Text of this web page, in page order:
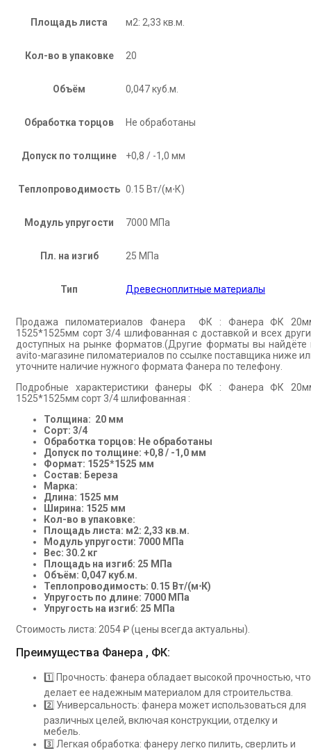
Площадь листа м2: 2,33 кв.м.
Кол-во в упаковке 20
Объём 0,047 куб.м.
Обработка торцов Не обработаны
Допуск по толщине +0,8 / -1,0 мм
Теплопроводимость 0.15 Вт/(м⋅К)
Модуль упругости 7000 МПа
Пл. на изгиб 25 МПа
Тип Древесноплитные материалы
Продажа пиломатериалов Фанера ФК : Фанера ФК
1525*1525мм сорт 3/4 шлифованная с доставкой и всех
доступных на рынке форматов.(Другие форматы вы найдёте
avito-магазине пиломатериалов по ссылке поставщика ниже
уточните наличие нужного формата Фанера по телефону.
Подробные характеристики фанеры ФК : Фанера ФК
1525*1525мм сорт 3/4 шлифованная :
Толщина: 20 мм
Сорт: 3/4
Обработка торцов: Не обработаны
Допуск по толщине: +0,8 / -1,0 мм
Формат: 1525*1525 мм
Состав: Береза
Марка:
Длина: 1525 мм
Ширина: 1525 мм
Кол-во в упаковке:
Площадь листа: м2: 2,33 кв.м.
Модуль упругости: 7000 МПа
Вес: 30.2 кг
Площадь на изгиб: 25 МПа
Объём: 0,047 куб.м.
Теплопроводимость: 0.15 Вт/(м⋅К)
Упругость по длине: 7000 МПа
Упругость на изгиб: 25 МПа
Стоимость листа: 2054 ₽ (цены всегда актуальны).
Преимущества Фанера , ФК:
1️⃣ Прочность: фанера обладает высокой прочностью, что
делает ее надежным материалом для строительства.
2️⃣ Универсальность: фанера может использоваться для
различных целей, включая конструкции, отделку и
мебель.
3️⃣ Легкая обработка: фанеру легко пилить, сверлить и